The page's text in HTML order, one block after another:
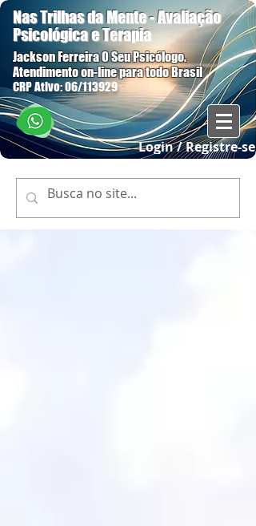
Login / Registre-se
Nas Trilhas da Mente - Avaliação
Psicológica e Terapia
Jackson Ferreira O Seu Psicólogo.
Atendimento on-line para todo Brasil
CRP Ativo: 06/113929